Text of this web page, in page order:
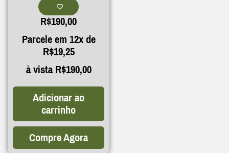
R$190,00
Parcele em 12x de
R$19,25
à vistaR$190,00
Adicionar ao
carrinho
Compre Agora